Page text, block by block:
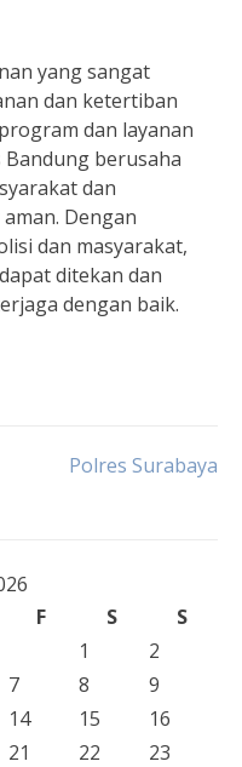
yang sangat
dan ketertiban
dan layanan
berusaha
dan
Dengan
dan masyarakat,
ditekan dan
dengan baik.
Polres Surabaya
F S
S
1
2
7 8
9
14 15
16
21 22
23